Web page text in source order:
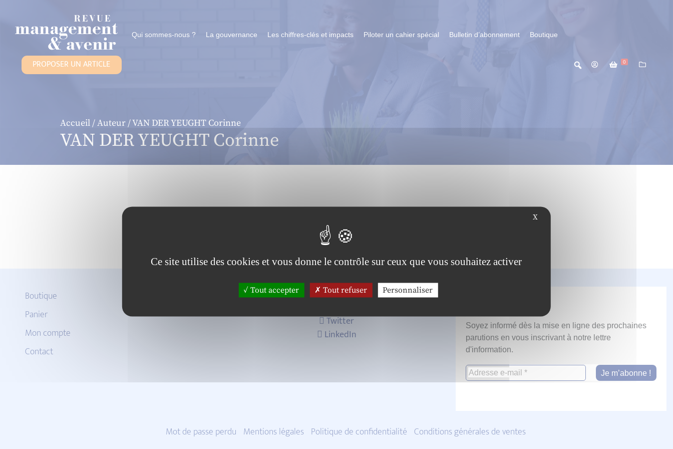
Qui sommes-nous ? La gouvernance Les chiffres-clés et impacts Piloter un cahier spécial Bulletin d’abonnement Boutique
PROPOSER UN ARTICLE 0
Accueil/Auteur/ VAN DER YEUGHT Corinne
VAN DER YEUGHT Corinne
Boutique
Panier
Mon compte
Contact
Twitter
LinkedIn
Soyez informé dès la mise en ligne des prochaines
parutions en vous inscrivant à notre lettre
d'information.
Mot de passe perdu Mentions légales Politique de confidentialité Conditions générales de ventes
X
Ce site utilise des cookies et vous donne le contrôle sur ceux que vous souhaitez activer
Tout accepter Tout refuser Personnaliser